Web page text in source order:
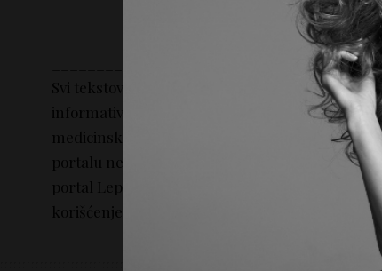
Svi tekstovi i kompletan sadržaj na portalu
informativne svrhe i nije zamena za stručni
medicinske, psihološke niti bilo koje stručne
portalu ne predstavlja mišljenje autora i nije
portal Lepotica.rs ne može preuzeti
korišćenjem informacija iz sadržaja tekstova.